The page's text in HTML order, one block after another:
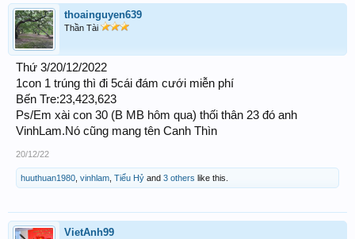
thoainguyen639
Thần Tài
Thứ 3/20/12/2022
1con 1 trúng thì đi 5cái đám cưới miễn phí
Bến Tre:23,423,623
Ps/Em xài con 30 (B MB hôm qua) thối thân 23 đó anh
VinhLam.Nó cũng mang tên Canh Thìn
20/12/22
huuthuan1980 vinhlam Tiểu Hỷ and 3 others like this.
VietAnh99